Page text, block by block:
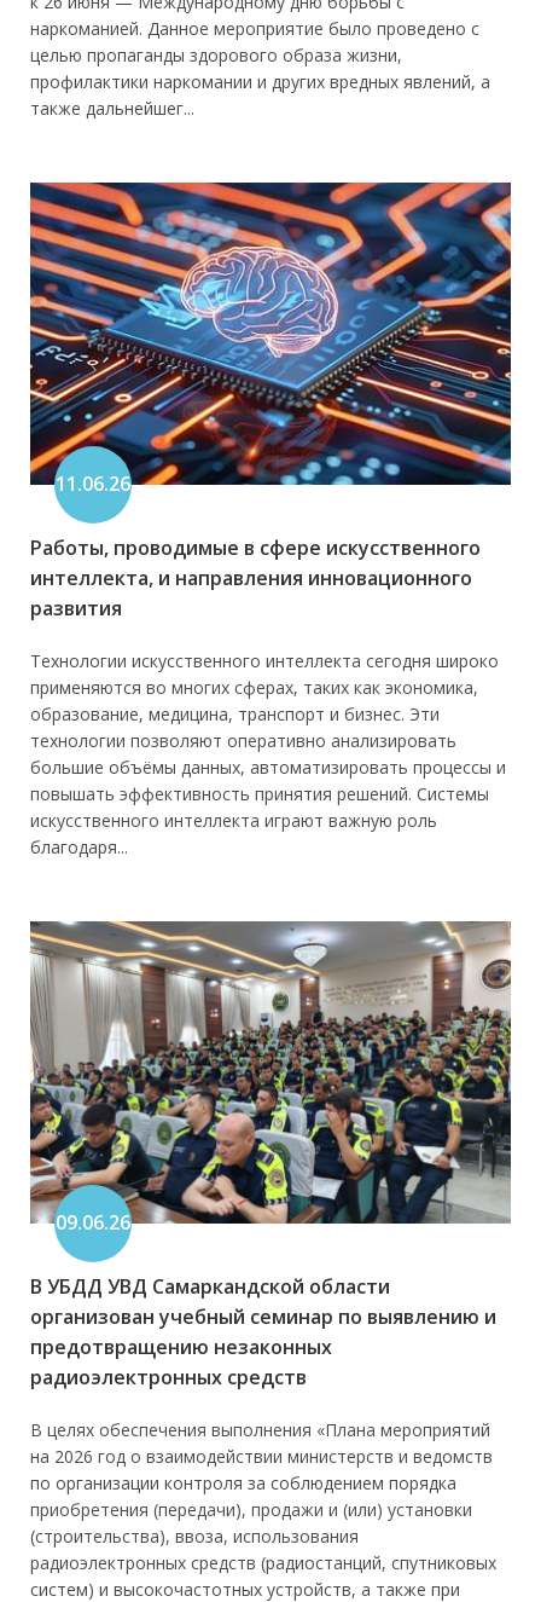
наркоманией. Данное мероприятие было проведено с
целью пропаганды здорового образа жизни,
профилактики наркомании и других вредных явлений, а
также дальнейшег...
11.06.26
Работы, проводимые в сфере искусственного
интеллекта, и направления инновационного
развития
Технологии искусственного интеллекта сегодня широко
применяются во многих сферах, таких как экономика,
образование, медицина, транспорт и бизнес. Эти
технологии позволяют оперативно анализировать
большие объёмы данных, автоматизировать процессы и
повышать эффективность принятия решений. Системы
искусственного интеллекта играют важную роль
благодаря...
09.06.26
В УБДД УВД Самаркандской области
организован учебный семинар по выявлению и
предотвращению незаконных
радиоэлектронных средств
В целях обеспечения выполнения «Плана мероприятий
на 2026 год о взаимодействии министерств и ведомств
по организации контроля за соблюдением порядка
приобретения (передачи), продажи и (или) установки
(строительства), ввоза, использования
радиоэлектронных средств (радиостанций, спутниковых
систем) и высокочастотных устройств, а также при